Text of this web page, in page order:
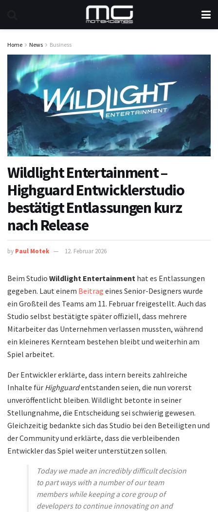
Home News Business
Wildlight Entertainment –
Highguard Entwicklerstudio
bestätigt Entlassungen kurz
nach Release
by Paul Motek 12. Februar 2026
Beim Studio Wildlight Entertainment hat es Entlassungen
gegeben. Laut einem Beitrag eines Senior-Designers wurde
ein Großteil des Teams am 11. Februar freigestellt. Auch das
Studio selbst bestätigte später offiziell, dass mehrere
Mitarbeiter das Unternehmen verlassen mussten, während
ein kleineres Kernteam bestehen bleibt und weiterhin am
Spiel arbeitet.
Der Entwickler erklärte, dass intern bereits zahlreiche
Inhalte für Highguardentstanden seien, die nun vorerst
unveröffentlicht bleiben. Wildlight betonte in seiner
Stellungnahme, die Entscheidung sei schwierig gewesen.
Gleichzeitig bedankte sich das Studio bei den Beteiligten und
der Community und erklärte, dass die verbleibenden
Entwickler das Spiel weiter unterstützen sollen.
Today we made an incredibly difficult decision
to part ways with a number of our team
members while keeping a core group of
developers to continue innovating on and